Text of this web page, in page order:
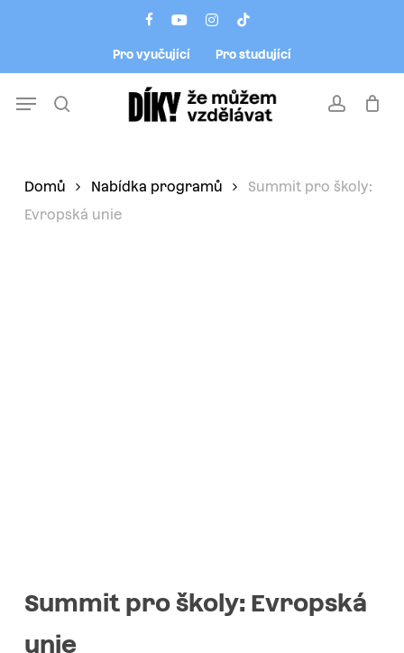
facebookyoutubeinstagram
tiktok
Pro vyučující Pro studující
account
Menu
Domů Nabídka programů
Summit pro školy:
Evropská unie
Summit pro školy: Evropská
unie